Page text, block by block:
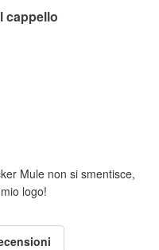
cappello
Mule non si smentisce,
logo!